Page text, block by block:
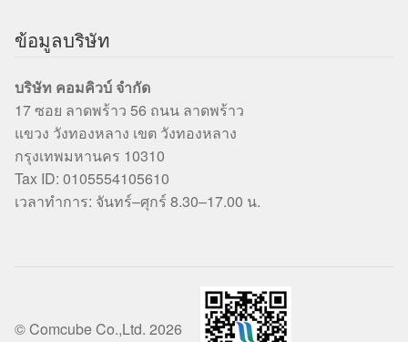
ข้อมูลบริษัท
บริษัท คอมคิวบ์ จำกัด
17 ซอย ลาดพร้าว 56 ถนน ลาดพร้าว
แขวง วังทองหลาง เขต วังทองหลาง
กรุงเทพมหานคร 10310
Tax ID: 0105554105610
เวลาทำการ: จันทร์–ศุกร์ 8.30–17.00 น.
© Comcube Co.,Ltd. 2026